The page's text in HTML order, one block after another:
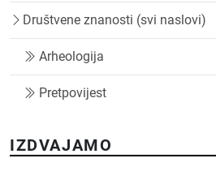
Društvene znanosti (svi naslovi)
Arheologija
Pretpovijest
IZDVAJAMO